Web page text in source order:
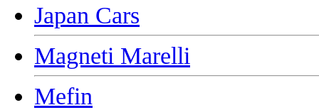
Japan Cars
Magneti Marelli
Mefin